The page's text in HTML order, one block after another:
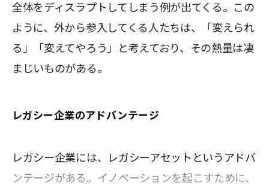
全体をディスラプトしてしまう例が出てくる。この
ように、外から参入してくる人たちは、「変えられ
る」「変えてやろう」と考えており、その熱量は凄
まじいものがある。
レガシー企業のアドバンテージ
レガシー企業には、レガシーアセットというアドバ
ンテージがある。イノベーションを起こすために、